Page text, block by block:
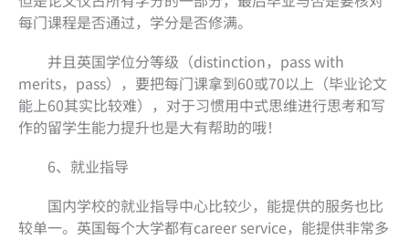
每门课程是否通过，学分是否修满。
并且英国学位分等级（distinction，pass with
merits，pass），要把每门课拿到60或70以上（毕业论文
能上60其实比较难），对于习惯用中式思维进行思考和写
作的留学生能力提升也是大有帮助的哦！
6、就业指导
国内学校的就业指导中心比较少，能提供的服务也比
较单一。英国每个大学都有career service，能提供非常多